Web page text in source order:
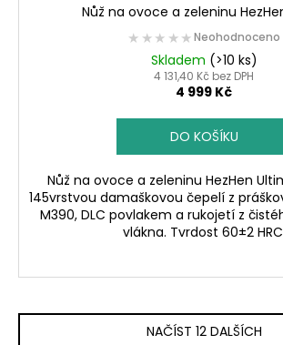
Nůž na ovoce a zeleninu
★★★★★
★★★★★Neohodnoceno
Skladem (>10 ks)
4 131,40 Kč bez DPH
4 999 Kč
DO KOŠÍKU
Nůž na ovoce a zeleninu HezHen
145vrstvou damaškovou čepelí z
M390, DLC povlakem a rukojetí z
vlákna. Tvrdost 60±2
NAČÍST 12 DALŠÍCH